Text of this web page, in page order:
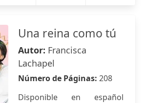
Una reina como tú
Autor: Francisca
Lachapel
Número de Páginas: 208
Disponible en español